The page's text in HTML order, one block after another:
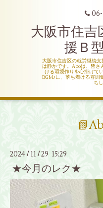
大阪市住
援Ｂ
大阪市住吉区の就労継続
は静かです。Aboは、皆さ
ける環境作りを心掛けて
BGM♪に、落ち着ける雰囲
ち
2024 / 11 / 29 15:29
★今月のレク★